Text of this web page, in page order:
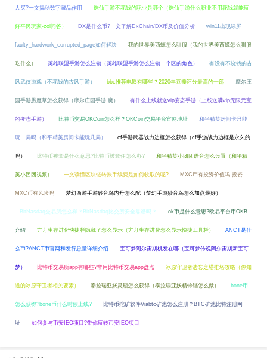
人买?一文揭秘数字藏品作用 诛仙手游不花钱的职业是哪个（诛仙手游什么职业不用花钱就能玩
好平民玩家-zol问答） DX是什么币?一文了解DxChain/DX币及价值分析 win11出现绿屏
faulty_hardwork_corrupted_page如何解决 我的世界美西螈怎么驯服（我的世界美西螈怎么驯服
吃什么） 英雄联盟手游怎么注销（英雄联盟手游怎么注销一个区的角色） 有没有不烧钱的古
风武侠游戏（不花钱的古风手游） bbc推荐电影有哪些？2020年豆瓣评分最高的十部 摩尔庄
园手游愚魔草怎么获得（摩尔庄园手游 魔） 有什么上线就送vip变态手游（上线送满vip无限元宝
的变态手游） 比特币交易OKCoin怎么样？OKCoin交易平台官网地址 和平精英房间卡只能
玩一局吗（和平精英房间卡能玩几局） cf手游武器战力边框怎么获得（cf手游战力边框是永久的
吗） 比特币被套是什么意思?比特币被套住怎么办? 和平精英小团团语音怎么设置（和平精
英小团团视频） 一文读懂区块链转账手续费是如何收取的呢? MXC币有投资价值吗 投资
MXC币有风险吗 梦幻西游手游妙音鸟内丹怎么配（梦幻手游妙音鸟怎么加点最好）
BitNasdaq交易所怎么样？BitNasdaq比交所安全靠谱吗？ ok币是什么意思?欧易平台币OKB
介绍 方舟生存进化快捷栏隐藏了怎么显示（方舟生存进化怎么显示快捷工具栏） ANCT是什
么币?ANCT币官网和发行总量详细介绍 宝可梦阿尔宙斯桃发在哪（宝可梦传说阿尔宙斯新宝可
梦） 比特币交易所app有哪些?常用比特币交易app盘点 冰原守卫者遗忘之塔推塔攻略（你知
道的冰原守卫者相关要素） 泰拉瑞亚妖灵瓶怎么获得（泰拉瑞亚妖精铃铛怎么做） bone币
怎么获得?bone币什么时候上线? 比特币挖矿软件Viabtc矿池怎么注册？BTC矿池比特注册网
址 如何参与币安IEO项目?带你玩转币安IEO项目